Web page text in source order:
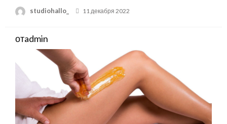
studiohallo_
Posted
11 декабря 2022
отadmin